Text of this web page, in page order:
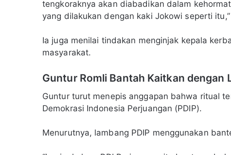
tengkoraknya akan diabadikan dalam
yang dilakukan dengan kaki Jokowi seperti
Ia juga menilai tindakan menginjak kepala
masyarakat.
Guntur Romli Bantah Kaitkan dengan
Guntur turut menepis anggapan bahwa ritual
Demokrasi Indonesia Perjuangan (PDIP).
Menurutnya, lambang PDIP menggunakan